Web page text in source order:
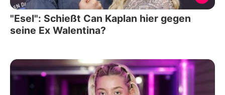
"Esel": Schießt Can Kaplan hier gegen
seine Ex Walentina?